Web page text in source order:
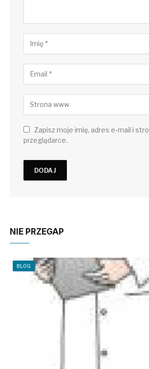
Zapisz moje imię, adres e-mail i
przeglądarce.
NIE PRZEGAP
BLOG